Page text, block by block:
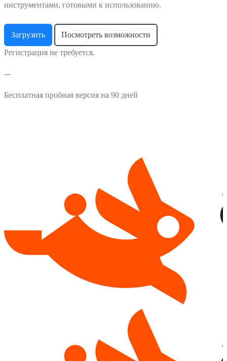
инструментами, готовыми к использованию.
Загрузить Посмотреть возможности
Регистрация не требуется.
Бесплатная пробная версия на 90 дней